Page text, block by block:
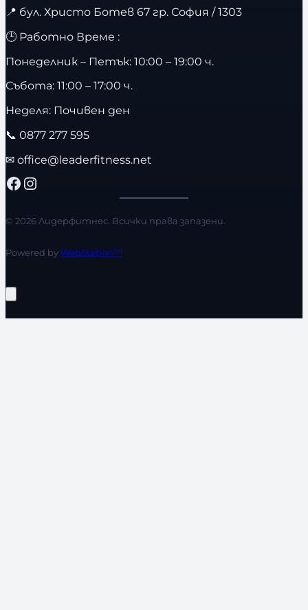
📍 бул. Христо Ботев 67 гр. София / 1303
🕒 Работно Време :
Понеделник – Петък: 10:00 – 19:00 ч.
Събота: 11:00 – 17:00 ч.
Неделя: Почивен ден
📞 0877 277 595
✉ office@leaderfitness.net
Facebook Instagram
© 2026 Лидерфитнес. Всички права запазени.
Powered byWebStation™